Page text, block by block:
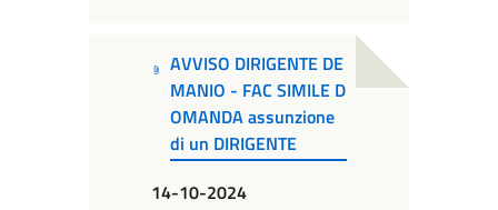
AVVISO DIRIGENTE DE
MANIO - FAC SIMILE D
OMANDA assunzione
di un DIRIGENTE
14-10-2024